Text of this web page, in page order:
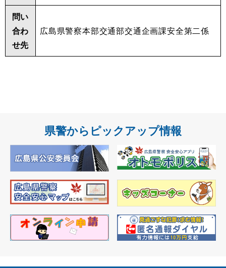
問い
合わ
せ先
広島県警察本部交通部交通企画課安全第二係
県警からピックアップ情報